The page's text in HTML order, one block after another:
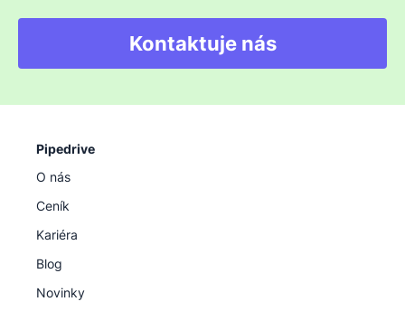
Kontaktuje nás
Pipedrive
O nás
Ceník
Kariéra
Blog
Novinky